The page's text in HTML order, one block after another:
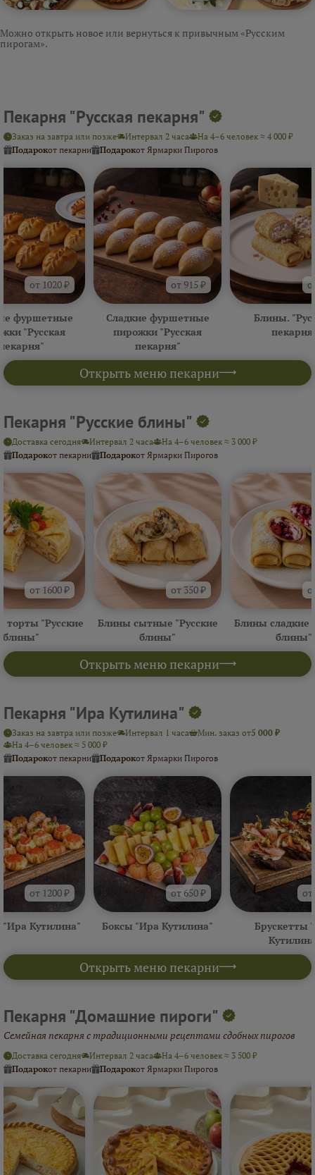
Можно открыть новое или вернуться к привычным «Русским
пирогам».
Пекарня "Русская пекарня"
Открыть меню пекарни
Заказ на завтра или позже Интервал 2 часа
На 4–6 человек ≈ 4 000 ₽
Подарокот пекарни Подарокот Ярмарки Пирогов
от 1020 ₽
фуршетные
"Русская
от 915 ₽
Сладкие фуршетные
пирожки "Русская
пекарня"
Блины.
Пекарня "Русские блины"
Открыть меню пекарни
Доставка сегодня Интервал 2 часа
На 4–6 человек ≈ 3 000 ₽
Подарокот пекарни Подарокот Ярмарки Пирогов
от 1600 ₽
торты "Русские
блины"
от 350 ₽
Блины сытные "Русские
блины"
Блины сладкие
блины"
Пекарня "Ира Кутилина"
Открыть меню пекарни
Заказ на завтра или позже Интервал 1 часа Мин. заказ от5 000 ₽
На 4–6 человек ≈ 5 000 ₽
Подарокот пекарни Подарокот Ярмарки Пирогов
от 1200 ₽
"Ира Кутилина"
от 650 ₽
Боксы "Ира Кутилина"
Брускетты
Пекарня "Домашние пироги"
Семейная пекарня с традиционными рецептами сдобных пирогов
Доставка сегодня Интервал 2 часа
На 4–6 человек ≈ 3 500 ₽
Подарокот пекарни Подарокот Ярмарки Пирогов